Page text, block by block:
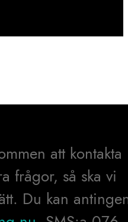
att kontakta
frågor, så ska vi
Du kan